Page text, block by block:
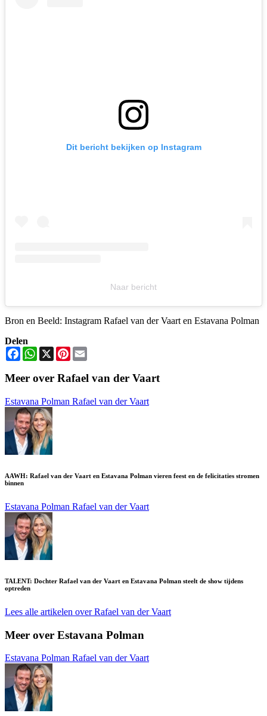
Dit bericht bekijken op Instagram
Naar bericht
Bron en Beeld: Instagram Rafael van der Vaart en Estavana Polman
Delen
FacebookWhatsApp
X Pinterest
Meer over Rafael van der Vaart
Estavana Polman Rafael van der Vaart
AAWH: Rafael van der Vaart en Estavana Polman vieren feest en de felicitaties stromen
binnen
Estavana Polman Rafael van der Vaart
TALENT: Dochter Rafael van der Vaart en Estavana Polman steelt de show tijdens
optreden
Lees alle artikelen over Rafael van der Vaart
Meer over Estavana Polman
Estavana Polman Rafael van der Vaart